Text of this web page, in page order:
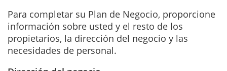
Para completar su Plan de Negocio, proporcione
información sobre usted y el resto de los
propietarios, la dirección del negocio y las
necesidades de personal.